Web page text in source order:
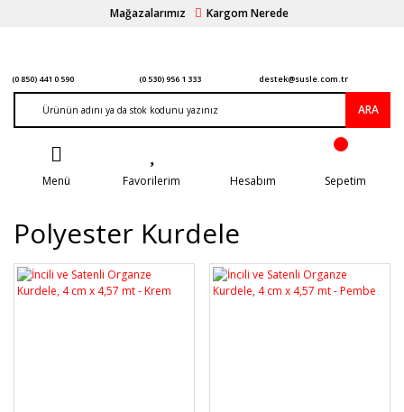
Mağazalarımız Kargom Nerede
(0 850) 441 0 590 (0 530) 956 1 333 destek@susle.com.tr
ARA
Menü Favorilerim Hesabım Sepetim
Polyester Kurdele